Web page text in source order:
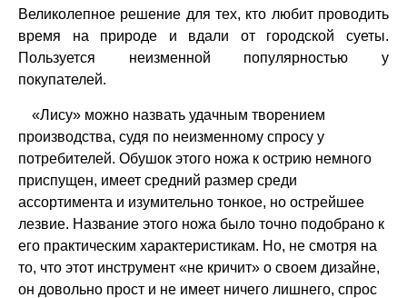
Великолепное решение для тех, кто любит проводить
время на природе и вдали от городской суеты.
Пользуется неизменной популярностью у
покупателей.
«Лису» можно назвать удачным творением
производства, судя по неизменному спросу у
потребителей. Обушок этого ножа к острию немного
приспущен, имеет средний размер среди
ассортимента и изумительно тонкое, но острейшее
лезвие. Название этого ножа было точно подобрано к
его практическим характеристикам. Но, не смотря на
то, что этот инструмент «не кричит» о своем дизайне,
он довольно прост и не имеет ничего лишнего, спрос